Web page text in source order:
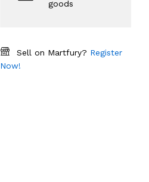
goods
Sell on Martfury? Register
Now!